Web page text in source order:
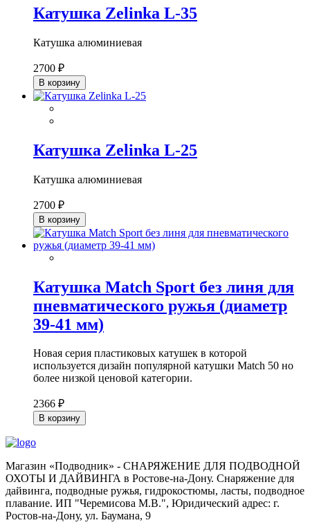
Катушка Zelinka L-35
Катушка алюминиевая
2700 ₽
В корзину
Катушка Zelinka L-25
Катушка алюминиевая
2700 ₽
В корзину
Катушка Match Sport без линя для
пневматического ружья (диаметр
39-41 мм)
Новая серия пластиковых катушек в которой
используется дизайн популярной катушки Match 50 но
более низкой ценовой категории.
2366 ₽
В корзину
Магазин «Подводник» - СНАРЯЖЕНИЕ ДЛЯ ПОДВОДНОЙ
ОХОТЫ И ДАЙВИНГА в Ростове-на-Дону. Снаряжение для
дайвинга, подводные ружья, гидрокостюмы, ласты, подводное
плавание. ИП "Черемисова М.В.", Юридический адрес: г.
Ростов-на-Дону, ул. Баумана, 9